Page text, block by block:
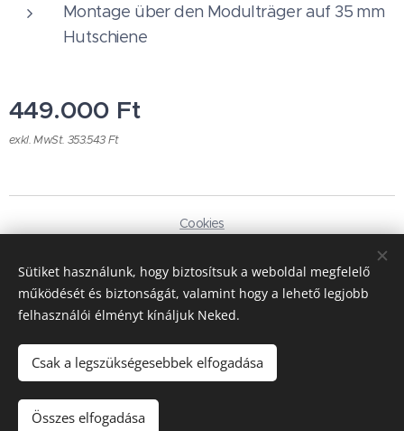
Montage über den Modulträger auf 35 mm
Hutschiene
449.000 Ft
exkl. MwSt. 353.543 Ft
Zum Warenkorb hinzufügen
Cookies
Magyar
Deutsch
Währung
HUF Ft
EUR €
Sütiket használunk, hogy biztosítsuk a weboldal megfelelő
működését és biztonságát, valamint hogy a lehető legjobb
felhasználói élményt kínáljuk Neked.
Csak a legszükségesebbek elfogadása
Összes elfogadása